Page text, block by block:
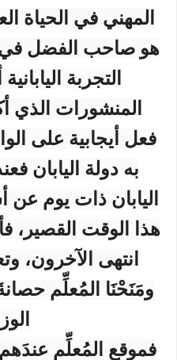
المهني في الحياة
هو صاحب الفضل في
التجربة
المنشورات الذي
فعل أيجابية على
به دولة اليابان
اليابان ذات يوم
هذا الوقت القصير،
انتهى الآخرون،
ومَنَحْنَا المُعلِّم
فموقع المُعلِّم عندَهم